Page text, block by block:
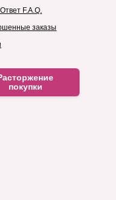
F.A.Q.
заказы
покупки